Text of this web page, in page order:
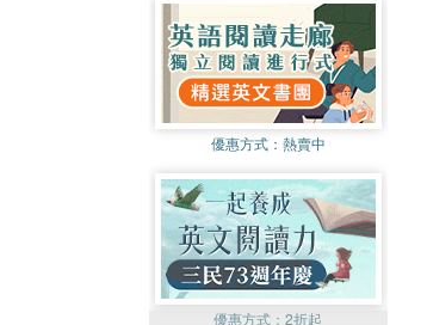
優惠方式： 熱賣中
優惠方式：2折起